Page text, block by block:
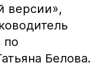
версии»,
по
Белова.